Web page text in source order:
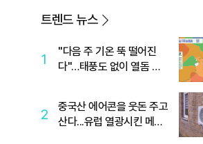
트렌드 뉴스
1
"다음 주 기온 뚝 떨어진
다"…태풍도 없이 열돔 박
2
중국산 에어콘을 웃돈 주고
산다...유럽 열광시킨 메이